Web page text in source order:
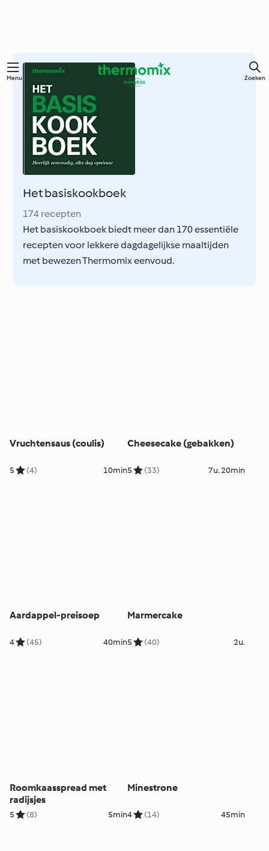
Overslaan
hoofdinhoud
Menu Zoeken
Het basiskookboek
174 recepten
Het basiskookboek biedt meer dan 170 essentiële
recepten voor lekkere dagdagelijkse maaltijden
met bewezen Thermomix eenvoud.
Vruchtensaus (coulis)
5 (4) 10min
Cheesecake (gebakken)
5 (33) 7u. 20min
Aardappel-preisoep
4 (45) 40min
Marmercake
5 (40) 2u.
Roomkaasspread met
radijsjes
5 (8) 5min
Minestrone
4 (14) 45min